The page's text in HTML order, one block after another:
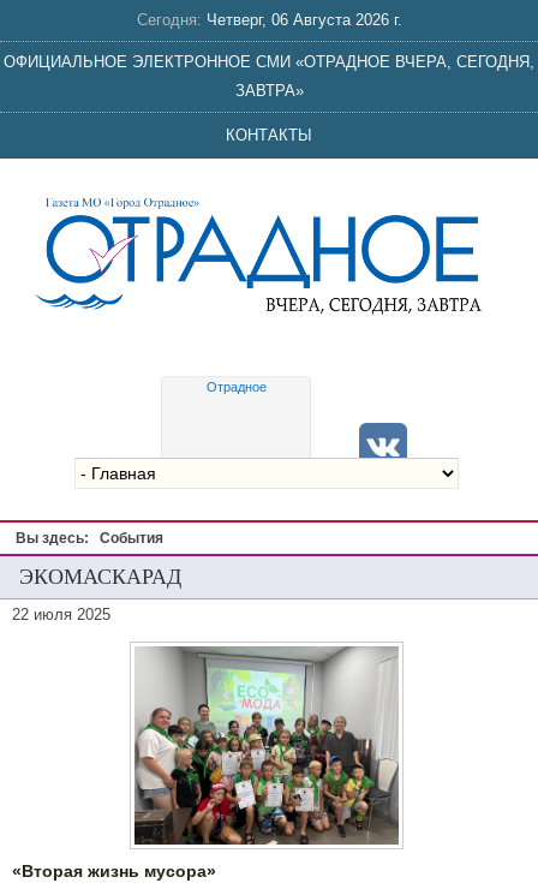
Сегодня: Четверг, 06 Августа 2026 г.
ОФИЦИАЛЬНОЕ ЭЛЕКТРОННОЕ СМИ «ОТРАДНОЕ ВЧЕРА, СЕГОДНЯ,
ЗАВТРА»
КОНТАКТЫ
Отрадное
Вы здесь: События
ЭКОМАСКАРАД
22 июля 2025
«Вторая жизнь мусора»